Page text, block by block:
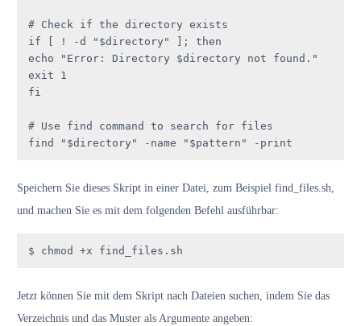
# Check if the directory exists
if [ ! -d "$directory" ]; then
echo "Error: Directory $directory not found."
exit 1
fi
# Use find command to search for files
find "$directory" -name "$pattern" -print
Speichern Sie dieses Skript in einer Datei, zum Beispiel find_files.sh,
und machen Sie es mit dem folgenden Befehl ausführbar:
$ chmod +x find_files.sh
Jetzt können Sie mit dem Skript nach Dateien suchen, indem Sie das
Verzeichnis und das Muster als Argumente angeben: